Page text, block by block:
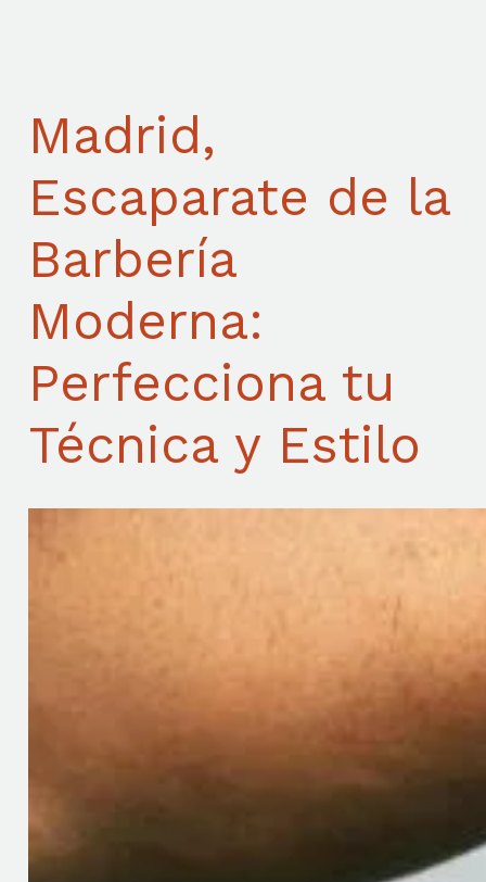
Madrid,
Escaparate de la
Barbería
Moderna:
Perfecciona tu
Técnica y Estilo